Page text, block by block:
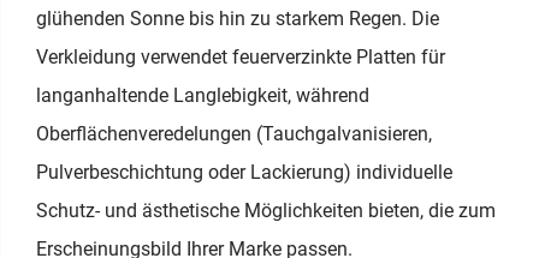
glühenden Sonne bis hin zu starkem Regen. Die
Verkleidung verwendet feuerverzinkte Platten für
langanhaltende Langlebigkeit, während
Oberflächenveredelungen (Tauchgalvanisieren,
Pulverbeschichtung oder Lackierung) individuelle
Schutz- und ästhetische Möglichkeiten bieten, die zum
Erscheinungsbild Ihrer Marke passen.